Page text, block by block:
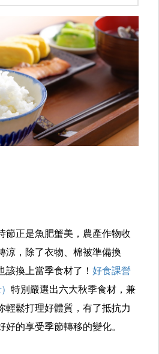
節正是魚肥蟹美，農產作物收
涼，除了衣物、棉被準備換
該換上當季食材了！好食課營
特別嚴選出六大秋季食材，兼
輕鬆打理好體質，有了抵抗力
好的享受季節轉移的變化。